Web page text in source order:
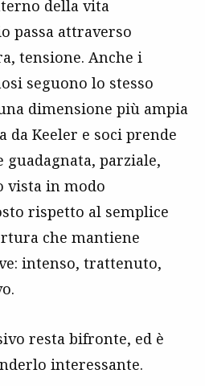
della vita
passa attraverso
tensione. Anche i
seguono lo stesso
dimensione più ampia
da Keeler e soci prende
parziale,
vista in modo
rispetto al semplice
che mantiene
intenso, trattenuto,
resta bifronte, ed è
interessante.